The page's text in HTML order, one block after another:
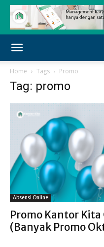
Home Tags Promo
Tag: promo
Absensi Online
Promo Kantor Kita
(Banyak Promo